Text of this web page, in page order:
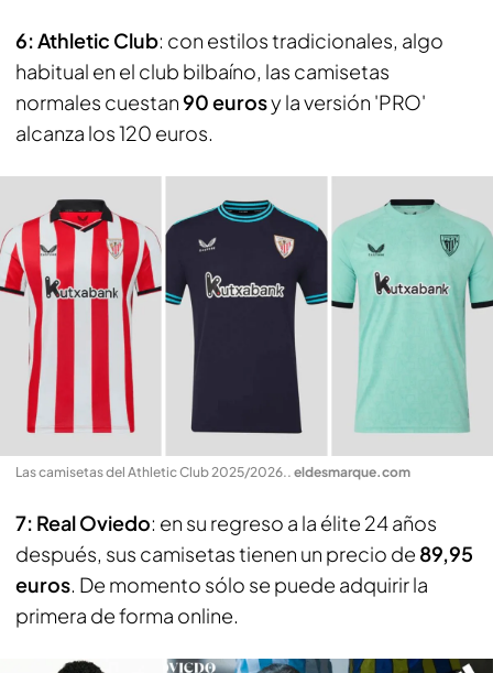
6: Athletic Club: con estilos tradicionales, algo
habitual en el club bilbaíno, las camisetas
normales cuestan90 eurosy la versión 'PRO'
alcanza los 120 euros.
Las camisetas del Athletic Club 2025/2026.. eldesmarque.com
7: Real Oviedo: en su regreso a la élite 24 años
después, sus camisetas tienen un precio de 89,95
euros. De momento sólo se puede adquirir la
primera de forma online.